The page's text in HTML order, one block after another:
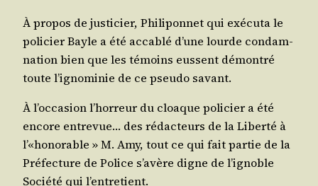
À pro­pos de jus­ti­cier, Phi­li­pon­net qui exé­cu­ta le
poli­cier Bayle a été acca­blé d’une lourde condam­
na­tion bien que les témoins eussent démon­tré
toute l’i­gno­mi­nie de ce pseu­do savant.
À l’oc­ca­sion l’hor­reur du cloaque poli­cier a été
encore entre­vue… des rédac­teurs de la Liber­té à
l’«honorable » M. Amy, tout ce qui fait par­tie de la
Pré­fec­ture de Police s’a­vère digne de l’i­gnoble
Socié­té qui l’entretient.